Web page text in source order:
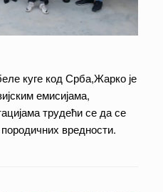
куге код Срба,Жарко је
емисијама,
трудећи се да се
вредности.